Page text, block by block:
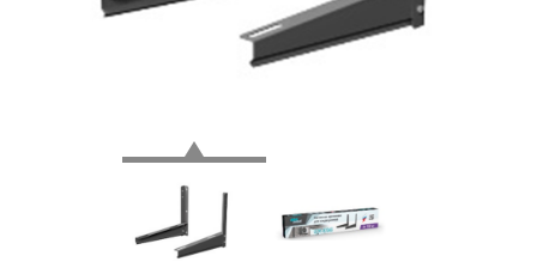
Вакансии
news@signalelectronics.ru